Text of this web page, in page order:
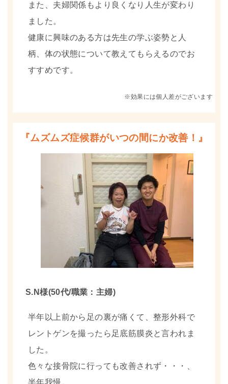
また、夫婦関係もより良くなり人生が変わり
ました。
健康に興味のある方は先生の学ぶ姿勢と人
柄、体の状態について教えてもらえるのでお
すすめです。
※効果には個人差がございます
『ムズムズ症候群がいつの間にか改善！』
S.N様(50代/職業：主婦)
半年以上前から足の裏が痛くて、整形外科で
レントゲンを撮ったら足底筋膜炎と言われま
した。
色々な接骨院に行っても改善されず・・・、
半年我慢。